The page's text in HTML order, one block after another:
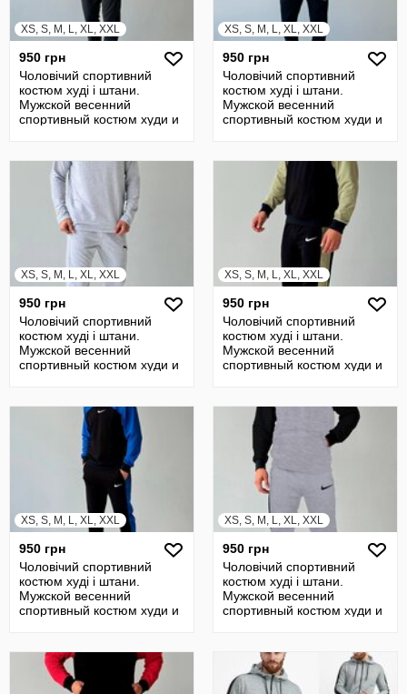
XS, S, M, L, XL, XXL
950 грн
Чоловічий спортивний
костюм худі і штани.
Мужской весенний
спортивный костюм худи и
XS, S, M, L, XL, XXL
950 грн
Чоловічий спортивний
костюм худі і штани.
Мужской весенний
спортивный костюм худи и
XS, S, M, L, XL, XXL
950 грн
Чоловічий спортивний
костюм худі і штани.
Мужской весенний
спортивный костюм худи и
XS, S, M, L, XL, XXL
950 грн
Чоловічий спортивний
костюм худі і штани.
Мужской весенний
спортивный костюм худи и
XS, S, M, L, XL, XXL
950 грн
Чоловічий спортивний
костюм худі і штани.
Мужской весенний
спортивный костюм худи и
XS, S, M, L, XL, XXL
950 грн
Чоловічий спортивний
костюм худі і штани.
Мужской весенний
спортивный костюм худи и